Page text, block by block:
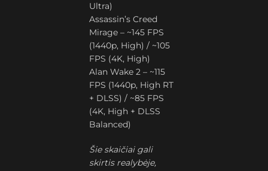
Ultra)
Assassin’s Creed
Mirage – ~145 FPS
(1440p, High) / ~105
FPS (4K, High)
Alan Wake 2 – ~115
FPS (1440p, High RT
+ DLSS) / ~85 FPS
(4K, High + DLSS
Balanced)
Šie skaičiai gali
skirtis realybėje,